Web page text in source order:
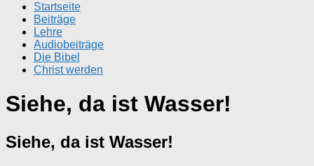
Startseite
Beiträge
Lehre
Audiobeiträge
Die Bibel
Christ werden
Siehe, da ist Wasser!
Siehe, da ist Wasser!